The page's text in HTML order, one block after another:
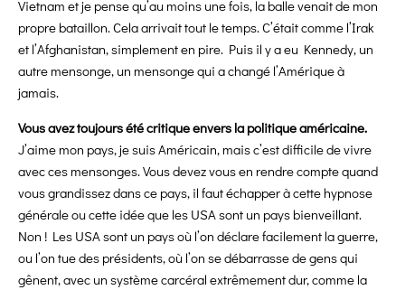
Vietnam et je pense qu’au moins une fois, la balle venait de mon
propre bataillon. Cela arrivait tout le temps. C’était comme l’Irak
et l’Afghanistan, simplement en pire. Puis il y a eu Kennedy, un
autre mensonge, un mensonge qui a changé l’Amérique à
jamais.
Vous avez toujours été critique envers la politique américaine.
J’aime mon pays, je suis Américain, mais c’est difficile de vivre
avec ces mensonges. Vous devez vous en rendre compte quand
vous grandissez dans ce pays, il faut échapper à cette hypnose
générale ou cette idée que les USA sont un pays bienveillant.
Non ! Les USA sont un pays où l’on déclare facilement la guerre,
ou l’on tue des présidents, où l’on se débarrasse de gens qui
gênent, avec un système carcéral extrêmement dur, comme la